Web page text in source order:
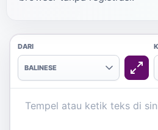
DARI
BALINESE